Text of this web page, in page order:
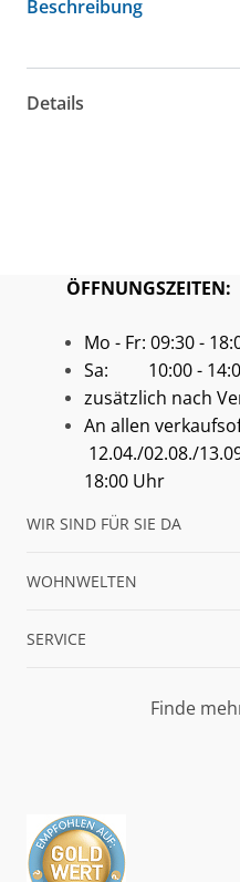
Beschreibung
Details
ÖFFNUNGSZEITEN:
Mo - Fr: 09:30 -
Sa: 10:00 -
zusätzlich nach
An allen
12.04./02.08./
18:00 Uhr
WIR SIND FÜR SIE DA
WOHNWELTEN
SERVICE
Finde